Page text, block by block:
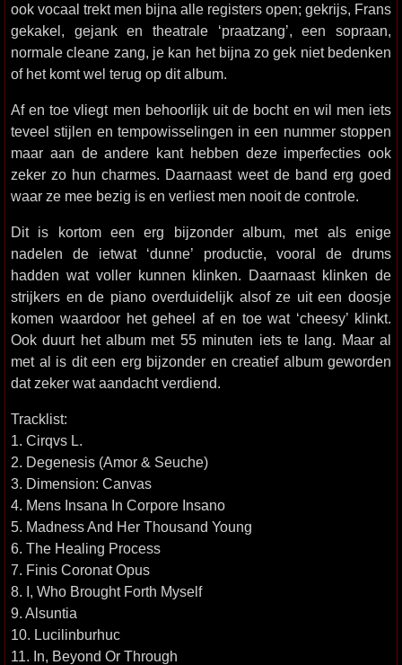
ook vocaal trekt men bijna alle registers open; gekrijs, Frans
gekakel, gejank en theatrale ‘praatzang’, een sopraan,
normale cleane zang, je kan het bijna zo gek niet bedenken
of het komt wel terug op dit album.
Af en toe vliegt men behoorlijk uit de bocht en wil men iets
teveel stijlen en tempowisselingen in een nummer stoppen
maar aan de andere kant hebben deze imperfecties ook
zeker zo hun charmes. Daarnaast weet de band erg goed
waar ze mee bezig is en verliest men nooit de controle.
Dit is kortom een erg bijzonder album, met als enige
nadelen de ietwat ‘dunne’ productie, vooral de drums
hadden wat voller kunnen klinken. Daarnaast klinken de
strijkers en de piano overduidelijk alsof ze uit een doosje
komen waardoor het geheel af en toe wat ‘cheesy’ klinkt.
Ook duurt het album met 55 minuten iets te lang. Maar al
met al is dit een erg bijzonder en creatief album geworden
dat zeker wat aandacht verdiend.
Tracklist:
1. Cirqvs L.
2. Degenesis (Amor & Seuche)
3. Dimension: Canvas
4. Mens Insana In Corpore Insano
5. Madness And Her Thousand Young
6. The Healing Process
7. Finis Coronat Opus
8. I, Who Brought Forth Myself
9. Alsuntia
10. Lucilinburhuc
11. In, Beyond Or Through